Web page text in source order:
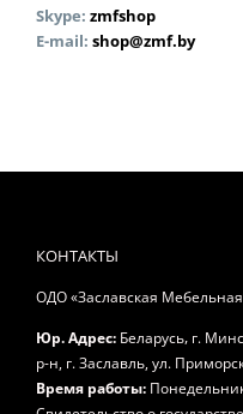
Skype: zmfshop
E-mail: shop@zmf.by
КОНТАКТЫ
ОДО «Заславская
Юр. Адрес: Беларусь, г.
р-н, г. Заславль, ул.
Время работы: